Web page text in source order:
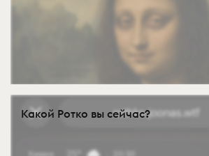
Какой Ротко вы сейчас?